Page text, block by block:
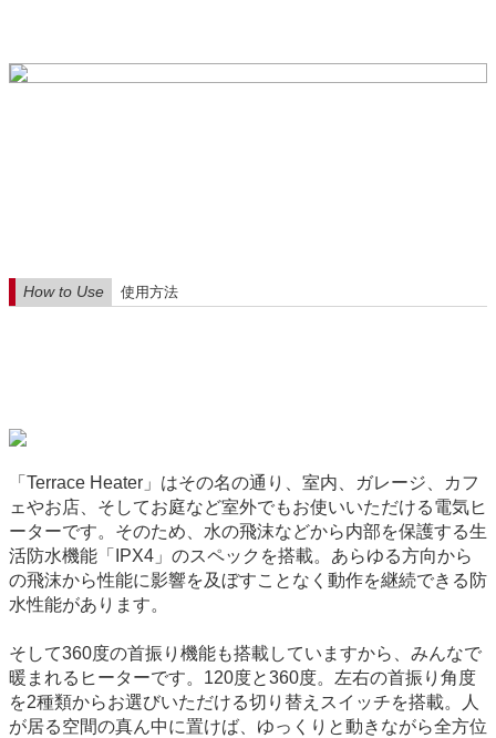
How to Use 使用方法
「Terrace Heater」はその名の通り、室内、ガレージ、カフ
ェやお店、そしてお庭など室外でもお使いいただける電気ヒ
ーターです。そのため、水の飛沫などから内部を保護する生
活防水機能「IPX4」のスペックを搭載。あらゆる方向から
の飛沫から性能に影響を及ぼすことなく動作を継続できる防
水性能があります。
そして360度の首振り機能も搭載していますから、みんなで
暖まれるヒーターです。120度と360度。左右の首振り角度
を2種類からお選びいただける切り替えスイッチを搭載。人
が居る空間の真ん中に置けば、ゆっくりと動きながら全方位